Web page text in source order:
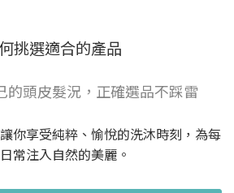
挑選適合的產品
的頭皮髮況，正確選品不踩雷
你享受純粹、愉悅的洗沐時刻，為每
常注入自然的美麗。